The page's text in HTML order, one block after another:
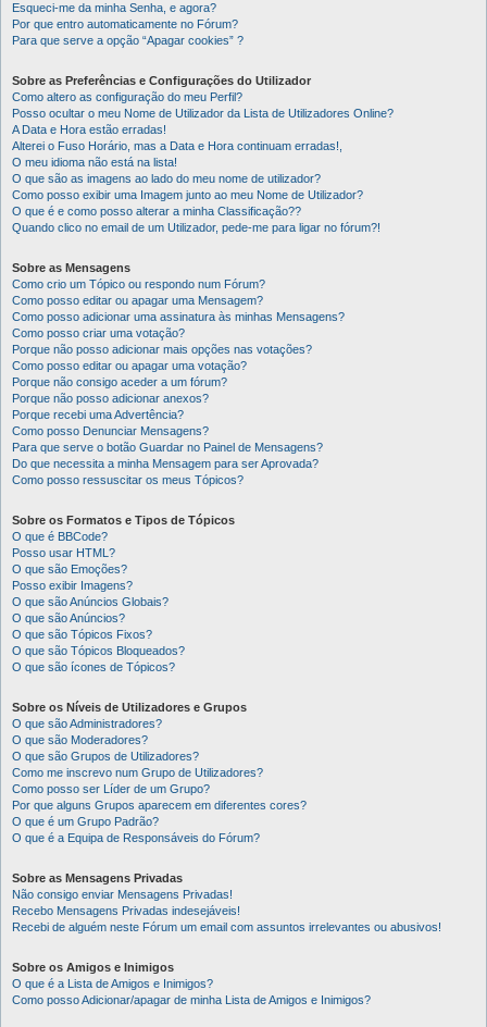
Esqueci-me da minha Senha, e agora?
Por que entro automaticamente no Fórum?
Para que serve a opção “Apagar cookies” ?
Sobre as Preferências e Configurações do Utilizador
Como altero as configuração do meu Perfil?
Posso ocultar o meu Nome de Utilizador da Lista de Utilizadores Online?
A Data e Hora estão erradas!
Alterei o Fuso Horário, mas a Data e Hora continuam erradas!,
O meu idioma não está na lista!
O que são as imagens ao lado do meu nome de utilizador?
Como posso exibir uma Imagem junto ao meu Nome de Utilizador?
O que é e como posso alterar a minha Classificação??
Quando clico no email de um Utilizador, pede-me para ligar no fórum?!
Sobre as Mensagens
Como crio um Tópico ou respondo num Fórum?
Como posso editar ou apagar uma Mensagem?
Como posso adicionar uma assinatura às minhas Mensagens?
Como posso criar uma votação?
Porque não posso adicionar mais opções nas votações?
Como posso editar ou apagar uma votação?
Porque não consigo aceder a um fórum?
Porque não posso adicionar anexos?
Porque recebi uma Advertência?
Como posso Denunciar Mensagens?
Para que serve o botão Guardar no Painel de Mensagens?
Do que necessita a minha Mensagem para ser Aprovada?
Como posso ressuscitar os meus Tópicos?
Sobre os Formatos e Tipos de Tópicos
O que é BBCode?
Posso usar HTML?
O que são Emoções?
Posso exibir Imagens?
O que são Anúncios Globais?
O que são Anúncios?
O que são Tópicos Fixos?
O que são Tópicos Bloqueados?
O que são ícones de Tópicos?
Sobre os Níveis de Utilizadores e Grupos
O que são Administradores?
O que são Moderadores?
O que são Grupos de Utilizadores?
Como me inscrevo num Grupo de Utilizadores?
Como posso ser Líder de um Grupo?
Por que alguns Grupos aparecem em diferentes cores?
O que é um Grupo Padrão?
O que é a Equipa de Responsáveis do Fórum?
Sobre as Mensagens Privadas
Não consigo enviar Mensagens Privadas!
Recebo Mensagens Privadas indesejáveis!
Recebi de alguém neste Fórum um email com assuntos irrelevantes ou abusivos!
Sobre os Amigos e Inimigos
O que é a Lista de Amigos e Inimigos?
Como posso Adicionar/apagar de minha Lista de Amigos e Inimigos?